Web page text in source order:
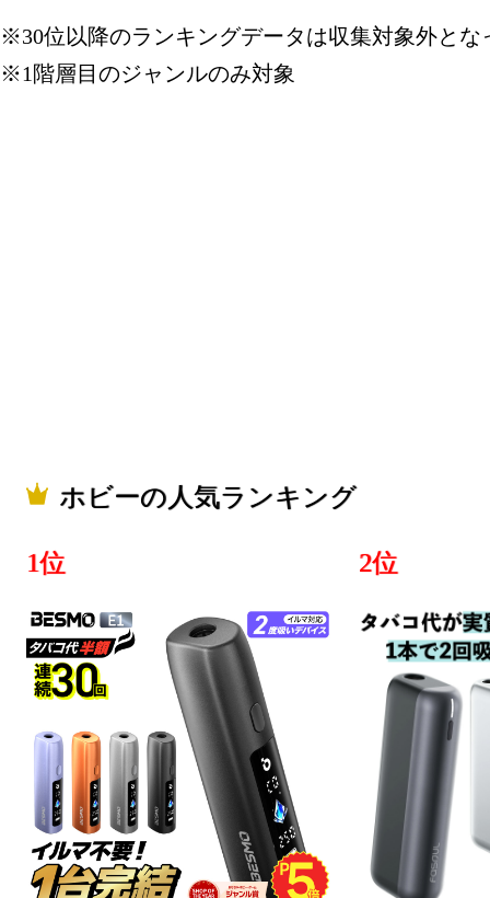
※30位以降のランキングデータは収集対象外とな
※1階層目のジャンルのみ対象
ホビーの人気ランキング
1位 2位